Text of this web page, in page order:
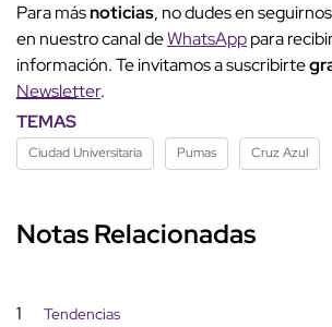
Para másnoticias, no dudes en
en nuestro canal deWhatsApppara
información. Te invitamos a suscribirte
Newsletter.
TEMAS
Ciudad Universitaria Pumas Cruz Azul
Notas Relacionadas
1 Tendencias